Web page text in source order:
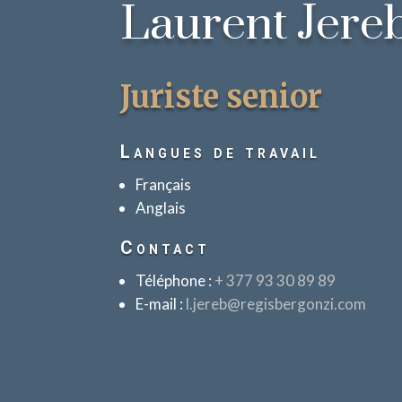
Laurent
Juriste senior
Langues de travail
Français
Anglais
Contact
Téléphone : + 377 93 30 89 89
E-mail : l.jereb@regisbergonzi.com